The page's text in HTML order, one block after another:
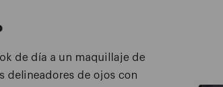
de día a un maquillaje de
delineadores de ojos con